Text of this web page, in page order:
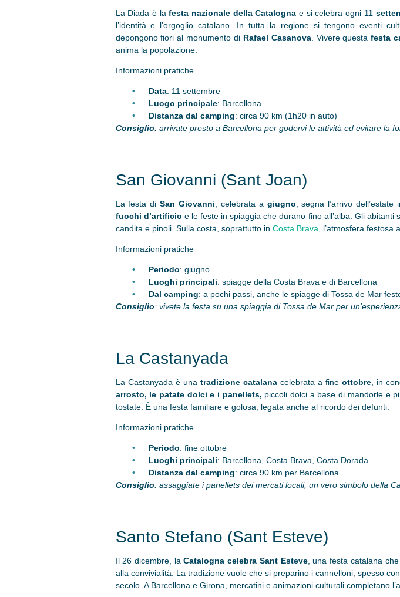
La Diada è lafesta nazionale della Catalogna e si celebra ogni 11
l’identità e l’orgoglio catalano. In tutta la regione si tengono eventi
depongono fiori al monumento di Rafael Casanova. Vivere questa festa
anima la popolazione.
Informazioni pratiche
Data: 11 settembre
Luogo principale: Barcellona
Distanza dal camping: circa 90 km (1h20 in auto)
Consiglio: arrivate presto a Barcellona per godervi le attività ed evitare la
San Giovanni (Sant Joan)
La festa diSan Giovanni , celebrata a giugno , segna l’arrivo
fuochi d’artificio e le feste in spiaggia che durano fino all’alba. Gli abitanti
candita e pinoli. Sulla costa, soprattutto in Costa Brava, l’atmosfera festosa
Informazioni pratiche
Periodo: giugno
Luoghi principali: spiagge della Costa Brava e di Barcellona
Dal camping: a pochi passi, anche le spiagge di Tossa de Mar
Consiglio: vivete la festa su una spiaggia di Tossa de Mar per
La Castanyada
La Castanyada è una tradizione catalanacelebrata a fineottobre , in
arrosto, le patate dolci e i panellets, piccoli dolci a base di mandorle e
tostate. È una festa familiare e golosa, legata anche al ricordo dei defunti.
Informazioni pratiche
Periodo: fine ottobre
Luoghi principali: Barcellona, Costa Brava, Costa Dorada
Distanza dal camping: circa 90 km per Barcellona
Consiglio: assaggiate i panellets dei mercati locali, un vero simbolo della
Santo Stefano (Sant Esteve)
Il 26 dicembre, laCatalogna celebra Sant Esteve, una festa catalana
alla convivialità. La tradizione vuole che si preparino i cannelloni, spesso
secolo. A Barcellona e Girona, mercatini e animazioni culturali completano